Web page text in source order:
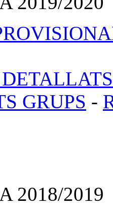
GRUPS -
2018/2019